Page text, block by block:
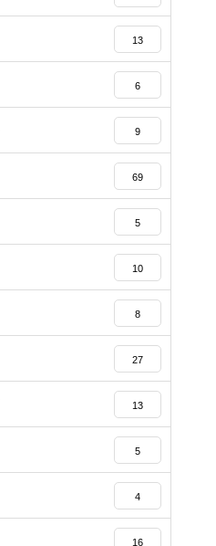
13
6
9
69
5
10
8
27
13
5
4
16